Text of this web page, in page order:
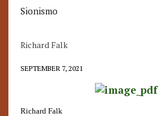
Sionismo
Richard Falk
SEPTEMBER 7, 2021
Richard Falk